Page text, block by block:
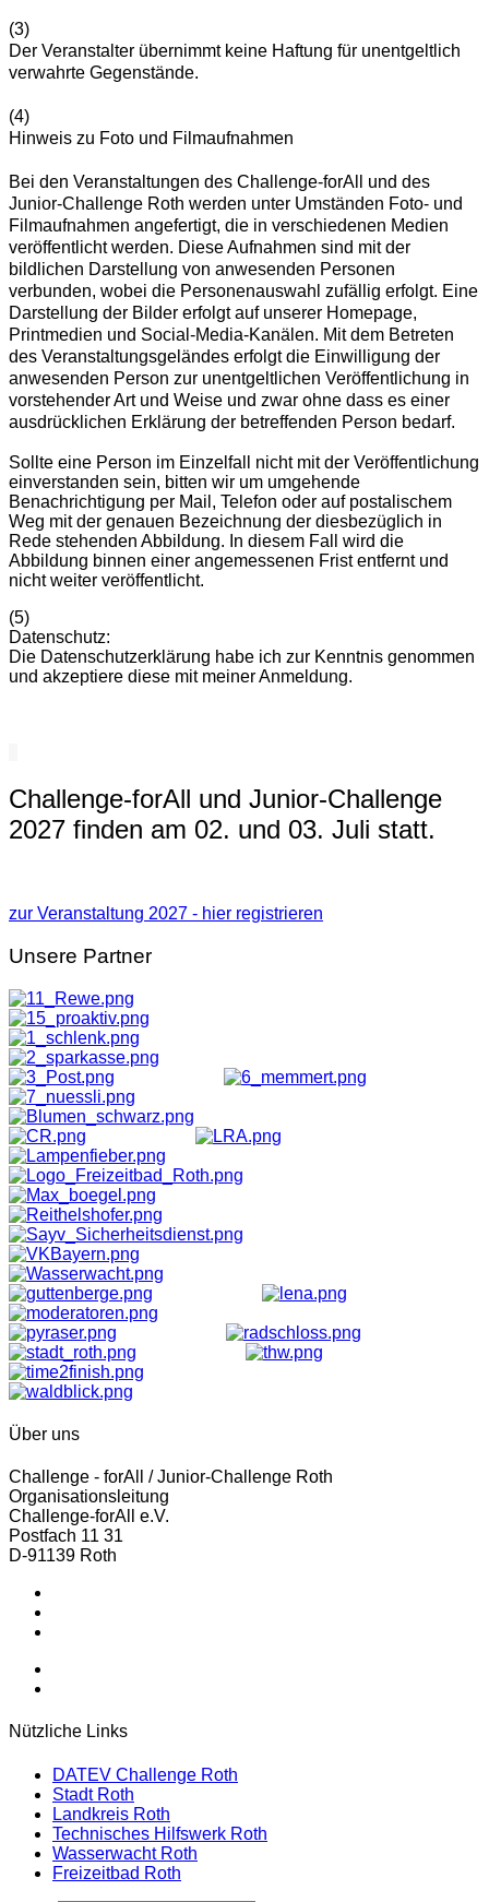
(3)
Der Veranstalter übernimmt keine Haftung für unentgeltlich
verwahrte Gegenstände.
(4)
Hinweis zu Foto und Filmaufnahmen
Bei den Veranstaltungen des Challenge-forAll und des
Junior-Challenge Roth werden unter Umständen Foto- und
Filmaufnahmen angefertigt, die in verschiedenen Medien
veröffentlicht werden. Diese Aufnahmen sind mit der
bildlichen Darstellung von anwesenden Personen
verbunden, wobei die Personenauswahl zufällig erfolgt. Eine
Darstellung der Bilder erfolgt auf unserer Homepage,
Printmedien und Social-Media-Kanälen. Mit dem Betreten
des Veranstaltungsgeländes erfolgt die Einwilligung der
anwesenden Person zur unentgeltlichen Veröffentlichung in
vorstehender Art und Weise und zwar ohne dass es einer
ausdrücklichen Erklärung der betreffenden Person bedarf.
Sollte eine Person im Einzelfall nicht mit der Veröffentlichung
einverstanden sein, bitten wir um umgehende
Benachrichtigung per Mail, Telefon oder auf postalischem
Weg mit der genauen Bezeichnung der diesbezüglich in
Rede stehenden Abbildung. In diesem Fall wird die
Abbildung binnen einer angemessenen Frist entfernt und
nicht weiter veröffentlicht.
(5)
Datenschutz:
Die Datenschutzerklärung habe ich zur Kenntnis genommen
und akzeptiere diese mit meiner Anmeldung.
Challenge-forAll und Junior-Challenge
2027 finden am 02. und 03. Juli statt.
zur Veranstaltung 2027 - hier registrieren
Unsere Partner
Über uns
Challenge - forAll / Junior-Challenge Roth
Organisationsleitung
Challenge-forAll e.V.
Postfach 11 31
D-91139 Roth
Nützliche Links
DATEV Challenge Roth
Stadt Roth
Landkreis Roth
Technisches Hilfswerk Roth
Wasserwacht Roth
Freizeitbad Roth